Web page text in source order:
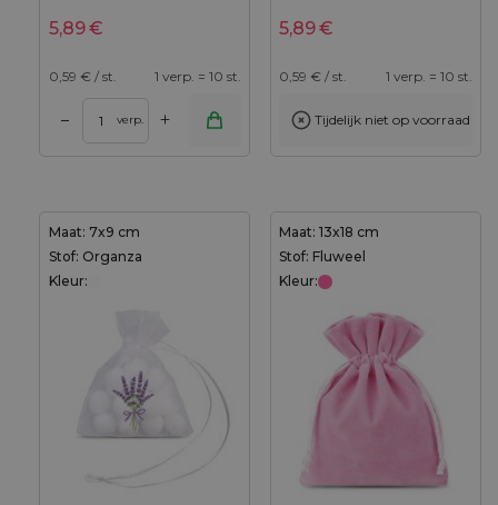
5,89€
0,59 € / st. 1 verp. = 10 st.
– verp. +
5,89€
0,59 € / st. 1 verp. = 10 st.
Tijdelijk niet op voorraad
Maat: 7x9 cm
Stof: Organza
Kleur:
Maat: 13x18 cm
Stof: Fluweel
Kleur: